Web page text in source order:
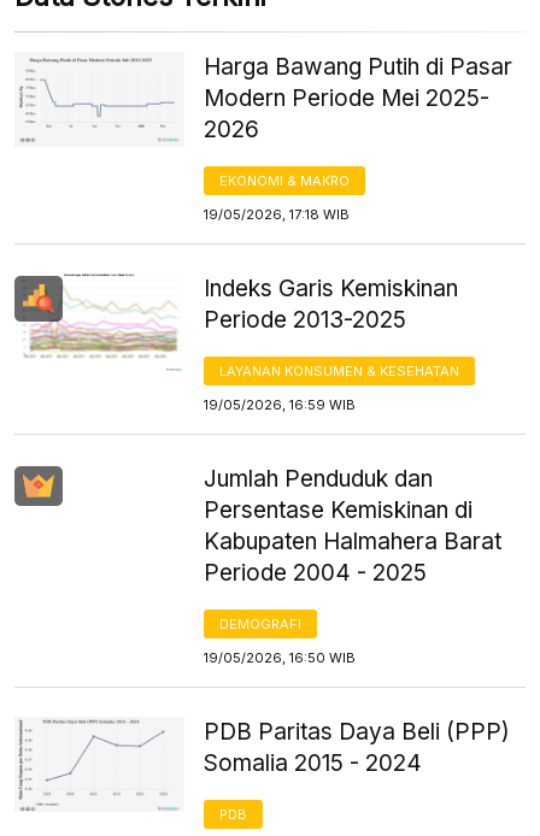
Harga Bawang Putih di Pasar
Modern Periode Mei 2025-
2026
EKONOMI & MAKRO
19/05/2026, 17:18 WIB
Indeks Garis Kemiskinan
Periode 2013-2025
LAYANAN KONSUMEN & KESEHATAN
19/05/2026, 16:59 WIB
Jumlah Penduduk dan
Persentase Kemiskinan di
Kabupaten Halmahera Barat
Periode 2004 - 2025
DEMOGRAFI
19/05/2026, 16:50 WIB
PDB Paritas Daya Beli (PPP)
Somalia 2015 - 2024
PDB